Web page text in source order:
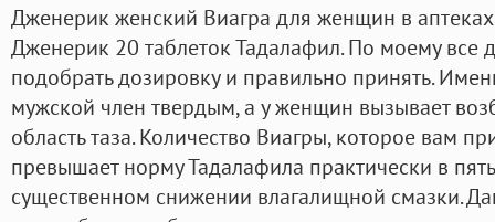
Дженерик женский Виагра для женщин в аптеках
Дженерик 20 таблеток Тадалафил. По моему все
подобрать дозировку и правильно принять.
мужской член твердым, а у женщин вызывает
область таза. Количество Виагры, которое вам
превышает норму Тадалафила практически в
существенном снижении влагалищной смазки.